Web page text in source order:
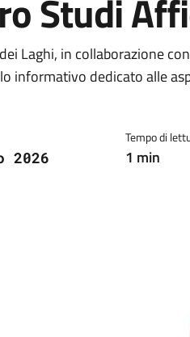
Studi
della
Laghi, in collaborazione
informativo dedicato alle
2026
Tempo di
1 min